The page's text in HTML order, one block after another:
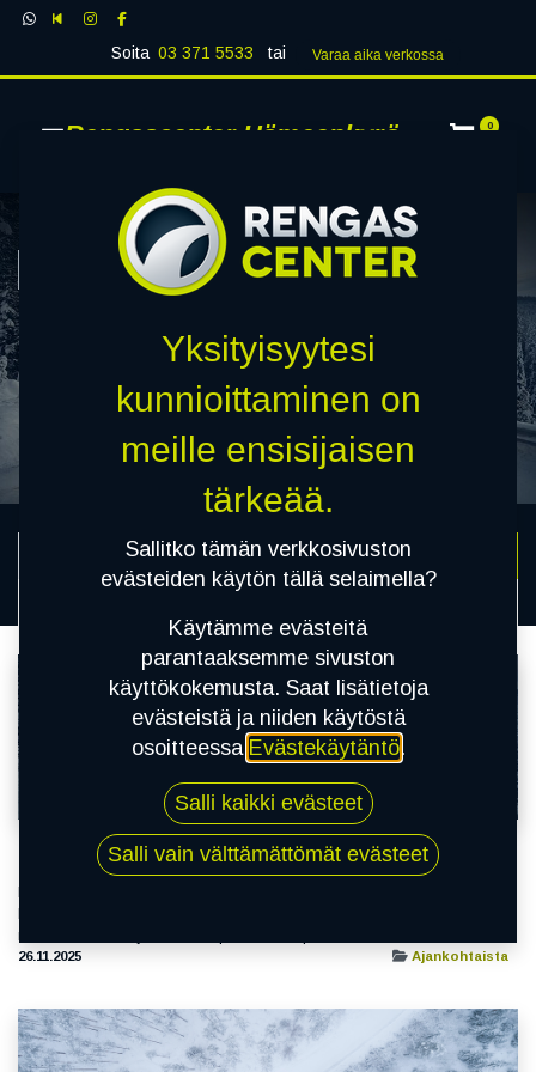
Soita 03 371 5533 tai Varaa aika verk​​​​ossa
Rengascenter Hämeenkyrö 0
Viimeisimmät
Lauha talvi ei takaa
turvallista tieliikennettä
Lauha talvi ei takaa turvallista tieliikennettä
Lauha talvi ei takaa turvallista tieliikennettä Renkaiden “ajaminen
loppuun” saattaa käväistä kuljettajan mielessä, kun sää pysytteleekin
renkaanvaihdon jälkeen lämpöasteiden puolella. Lauha talvisää ...
26.11.2025 Ajankohtaista
Yksityisyytesi
kunnioittaminen on
meille ensisijaisen
tärkeää.
Sallitko tämän verkkosivuston
evästeiden käytön tällä selaimella?
Käytämme evästeitä
parantaaksemme sivuston
käyttökokemusta. Saat lisätietoja
evästeistä ja niiden käytöstä
osoitteessa Evästekäytäntö.
Salli kaikki evästeet
Salli vain välttämättömät evästeet